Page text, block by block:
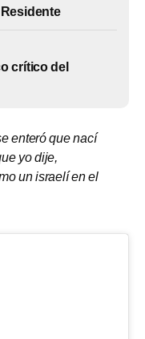
crítico del
enteró que nací
yo dije,
un israelí en el